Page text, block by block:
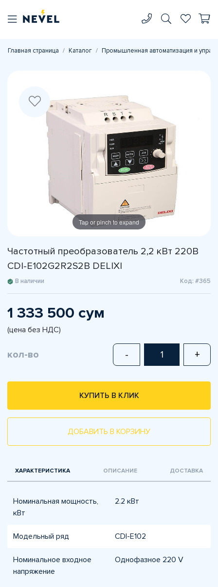
Главная страница Каталог Промышленная автоматизация и
Tap or pinch to expand
Частотный преобразователь 2,2 кВт 220В
CDI-E102G2R2S2B DELIXI
В наличии Код: #365
1 333 500 сум
(цена без НДС)
кол-во - +
КУПИТЬ В КЛИК
ДОБАВИТЬ В КОРЗИНУ
ХАРАКТЕРИСТИКА ОПИСАНИЕ ДОСТАВКА
Номинальная мощность,
кВт
2.2 кВт
Модельный ряд CDI-E102
Номинальное входное
напряжение
Однофазное 220 V